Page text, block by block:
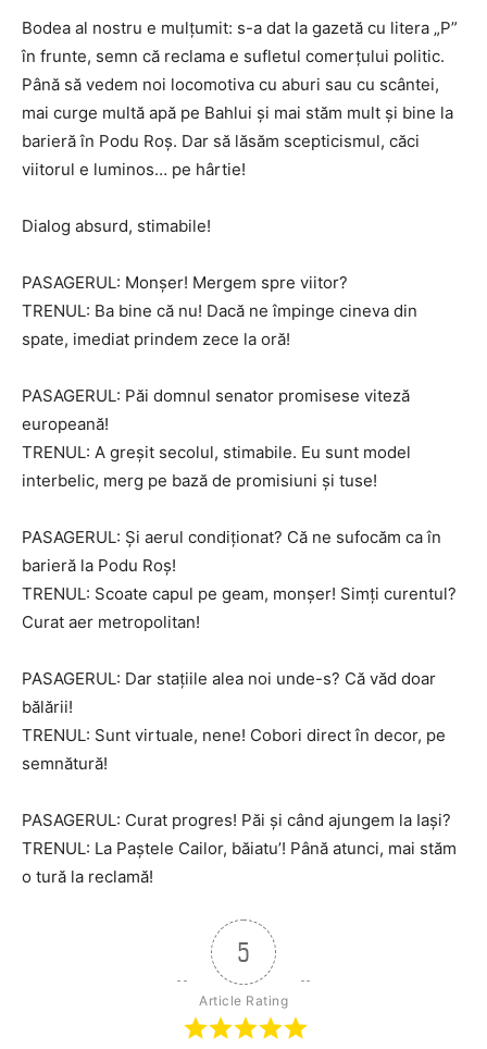
Bodea al nostru e mulțumit: s-a dat la gazetă cu litera „P”
în frunte, semn că reclama e sufletul comerțului politic.
Până să vedem noi locomotiva cu aburi sau cu scântei,
mai curge multă apă pe Bahlui și mai stăm mult și bine la
barieră în Podu Roș. Dar să lăsăm scepticismul, căci
viitorul e luminos… pe hârtie!
Dialog absurd, stimabile!
PASAGERUL: Monșer! Mergem spre viitor?
TRENUL: Ba bine că nu! Dacă ne împinge cineva din
spate, imediat prindem zece la oră!
PASAGERUL: Păi domnul senator promisese viteză
europeană!
TRENUL: A greșit secolul, stimabile. Eu sunt model
interbelic, merg pe bază de promisiuni și tuse!
PASAGERUL: Și aerul condiționat? Că ne sufocăm ca în
barieră la Podu Roș!
TRENUL: Scoate capul pe geam, monșer! Simți curentul?
Curat aer metropolitan!
PASAGERUL: Dar stațiile alea noi unde-s? Că văd doar
bălării!
TRENUL: Sunt virtuale, nene! Cobori direct în decor, pe
semnătură!
PASAGERUL: Curat progres! Păi și când ajungem la Iași?
TRENUL: La Paștele Cailor, băiatu’! Până atunci, mai stăm
o tură la reclamă!
5
Article Rating